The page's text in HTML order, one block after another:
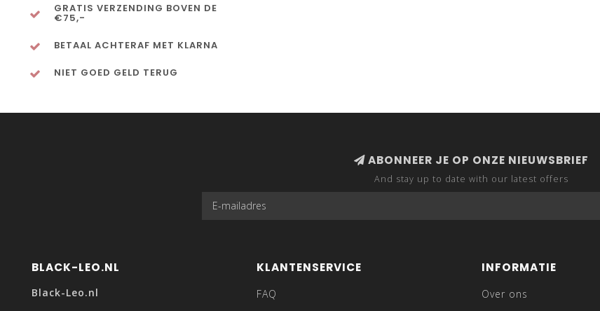
GRATIS VERZENDING BOVEN DE
€75,-
BETAAL ACHTERAF MET KLARNA
NIET GOED GELD TERUG
ABONNEER JE OP ONZE NIEUWSBRIEF
And stay up to date with our latest offers
BLACK-LEO.NL
Black-Leo.nl
KLANTENSERVICE
FAQ
INFORMATIE
Over ons